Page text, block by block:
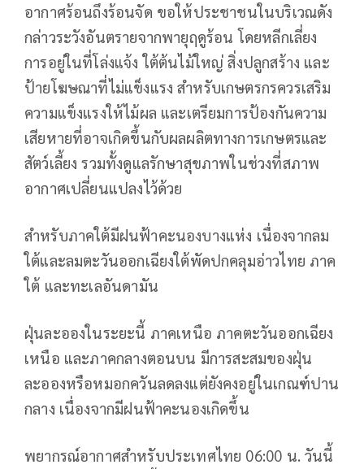
อากาศร้อนถึงร้อนจัด ขอให้ประชาชนในบริเวณดัง
กล่าวระวังอันตรายจากพายุฤดูร้อน โดยหลีกเลี่ยง
การอยู่ในที่โล่งแจ้ง ใต้ต้นไม้ใหญ่ สิ่งปลูกสร้าง และ
ป้ายโฆษณาที่ไม่แข็งแรง สำหรับเกษตรกรควรเสริม
ความแข็งแรงให้ไม้ผล และเตรียมการป้องกันความ
เสียหายที่อาจเกิดขึ้นกับผลผลิตทางการเกษตรและ
สัตว์เลี้ยง รวมทั้งดูแลรักษาสุขภาพในช่วงที่สภาพ
อากาศเปลี่ยนแปลงไว้ด้วย
สำหรับภาคใต้มีฝนฟ้าคะนองบางแห่ง เนื่องจากลม
ใต้และลมตะวันออกเฉียงใต้พัดปกคลุมอ่าวไทย ภาค
ใต้ และทะเลอันดามัน
ฝุ่นละอองในระยะนี้ ภาคเหนือ ภาคตะวันออกเฉียง
เหนือ และภาคกลางตอนบน มีการสะสมของฝุ่น
ละอองหรือหมอกควันลดลงแต่ยังคงอยู่ในเกณฑ์ปาน
กลาง เนื่องจากมีฝนฟ้าคะนองเกิดขึ้น
พยากรณ์อากาศสำหรับประเทศไทย 06:00 น. วันนี้